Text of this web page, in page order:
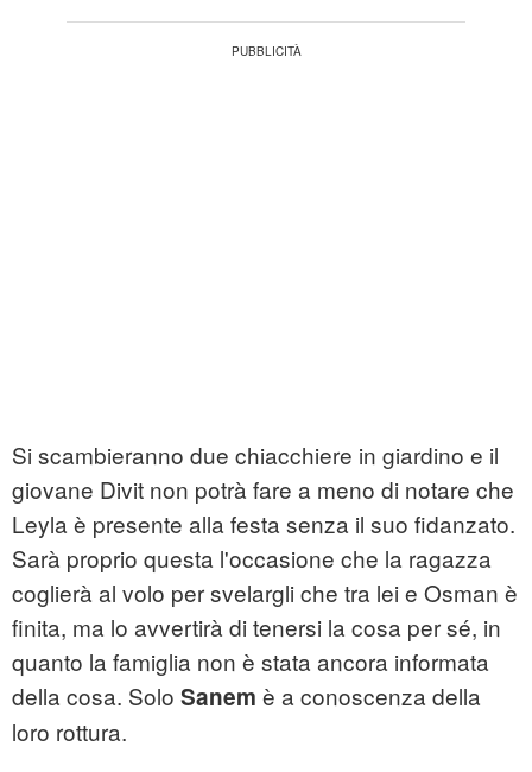
Si scambieranno due chiacchiere in giardino e il
giovane Divit non potrà fare a meno di notare che
Leyla è presente alla festa senza il suo fidanzato.
Sarà proprio questa l'occasione che la ragazza
coglierà al volo per svelargli che tra lei e Osman è
finita, ma lo avvertirà di tenersi la cosa per sé, in
quanto la famiglia non è stata ancora informata
della cosa. Solo Sanem è a conoscenza della
loro rottura.